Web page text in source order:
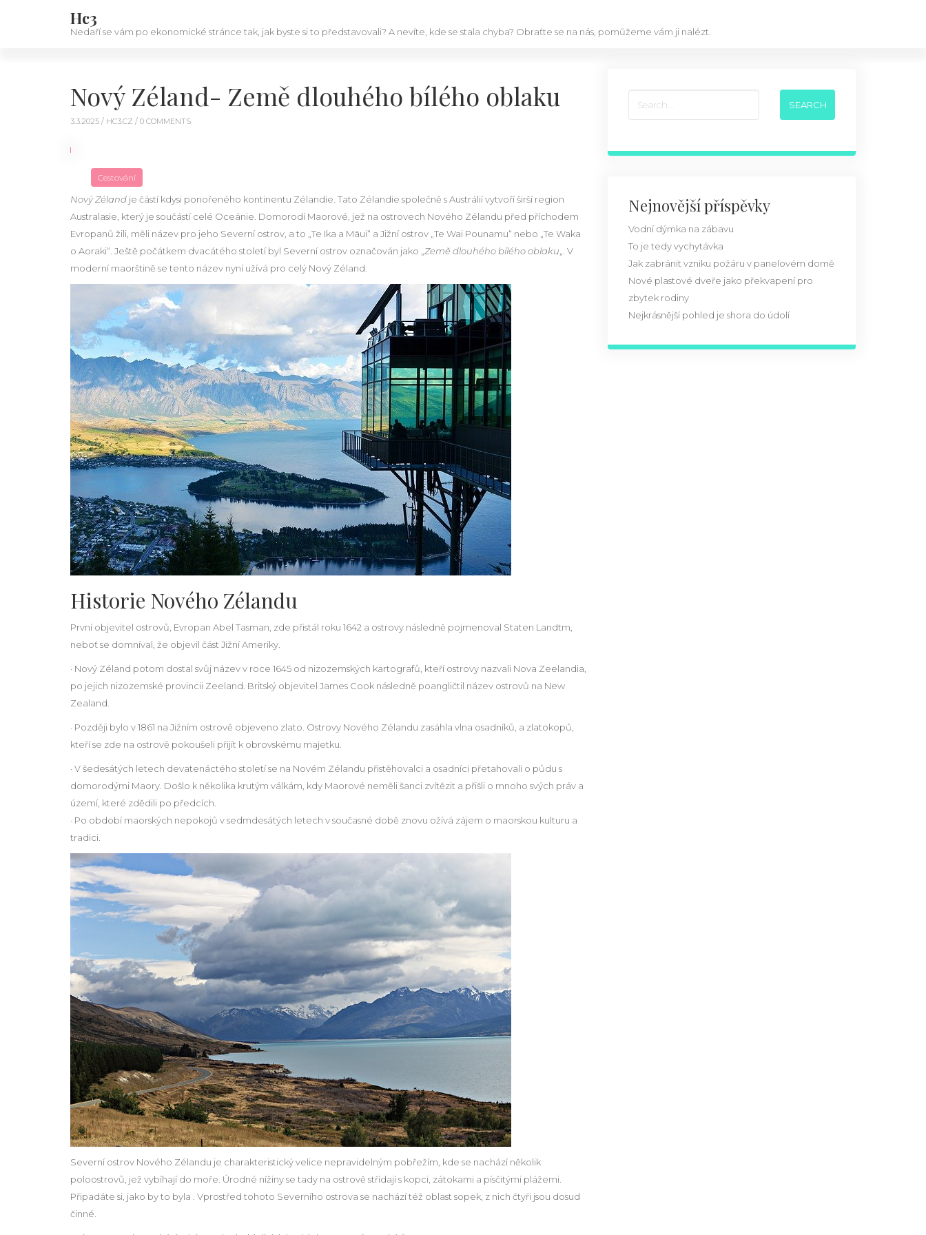
Hc3
Nedaří se vám po ekonomické stránce tak, jak byste si to představovali? A nevíte, kde se stala chyba? Obraťte se na nás, pomůžeme vám ji nalézt.
Nový Zéland- Země dlouhého bílého oblaku
3.3.2025 / HC3.CZ / 0 COMMENTS
Cestování
Nový Zéland je částí kdysi ponořeného kontinentu Zélandie. Tato Zélandie společně s Austrálií vytvoří širší region
Australasie, který je součástí celé Oceánie. Domorodí Maorové, jež na ostrovech Nového Zélandu před příchodem
Evropanů žili, měli název pro jeho Severní ostrov, a to „Te Ika a Māui“ a Jižní ostrov „Te Wai Pounamu“ nebo „Te Waka
o Aoraki“. Ještě počátkem dvacátého století byl Severní ostrov označován jako „ Země dlouhého bílého oblaku „. V
moderní maorštině se tento název nyní užívá pro celý Nový Zéland.
Historie Nového Zélandu
První objevitel ostrovů, Evropan Abel Tasman, zde přistál roku 1642 a ostrovy následně pojmenoval Staten Landtm,
neboť se domníval, že objevil část Jižní Ameriky.
· Nový Zéland potom dostal svůj název v roce 1645 od nizozemských kartografů, kteří ostrovy nazvali Nova Zeelandia,
po jejich nizozemské provincii Zeeland. Britský objevitel James Cook následně poangličtil název ostrovů na New
Zealand.
· Později bylo v 1861 na Jižním ostrově objeveno zlato. Ostrovy Nového Zélandu zasáhla vlna osadníků, a zlatokopů,
kteří se zde na ostrově pokoušeli přijít k obrovskému majetku.
· V šedesátých letech devatenáctého století se na Novém Zélandu přistěhovalci a osadníci přetahovali o půdu s
domorodými Maory. Došlo k několika krutým válkám, kdy Maorové neměli šanci zvítězit a přišli o mnoho svých práv a
území, které zdědili po předcích.
· Po období maorských nepokojů v sedmdesátých letech v současné době znovu ožívá zájem o maorskou kulturu a
tradici.
Severní ostrov Nového Zélandu je charakteristický velice nepravidelným pobřežím, kde se nachází několik
poloostrovů, jež vybíhají do moře. Úrodné nížiny se tady na ostrově střídají s kopci, zátokami a písčitými plážemi.
Připadáte si, jako by to byla
. Vprostřed tohoto Severního ostrova se nachází též oblast sopek, z nich čtyři jsou dosud
činné.
Nejnovější příspěvky
Vodní dýmka na zábavu
To je tedy vychytávka
Jak zabránit vzniku požáru v panelovém domě
Nové plastové dveře jako překvapení pro
zbytek rodiny
Nejkrásnější pohled je shora do údolí